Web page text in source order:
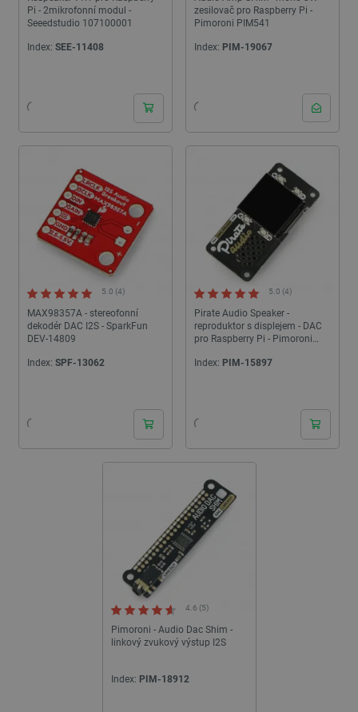
Pi - 2mikrofonní modul -
Seeedstudio 107100001
Index: SEE-11408
zesilovač pro Raspberry Pi -
Pimoroni PIM541
Index: PIM-19067
MAX98357A - stereofonní
dekodér DAC I2S - SparkFun
DEV-14809
5.0 (4)
Index: SPF-13062
Pirate Audio Speaker -
reproduktor s displejem - DAC
pro Raspberry Pi - Pimoroni
5.0 (4)
Index: PIM-15897
Pimoroni - Audio Dac Shim -
linkový zvukový výstup I2S
4.6 (5)
Index: PIM-18912